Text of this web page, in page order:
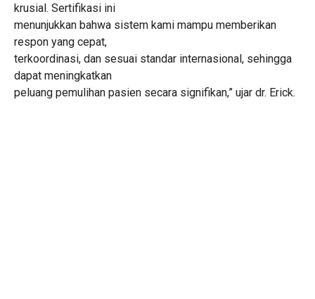
krusial. Sertifikasi ini
menunjukkan bahwa sistem kami mampu memberikan
respon yang cepat,
terkoordinasi, dan sesuai standar internasional, sehingga
dapat meningkatkan
peluang pemulihan pasien secara signifikan,” ujar dr. Erick.